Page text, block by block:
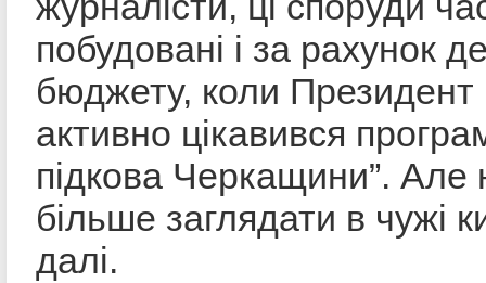
побудовані і за рахунок
бюджету, коли
активно цікавився
підкова Черкащини”. Але
більше заглядати в чужі
далі.